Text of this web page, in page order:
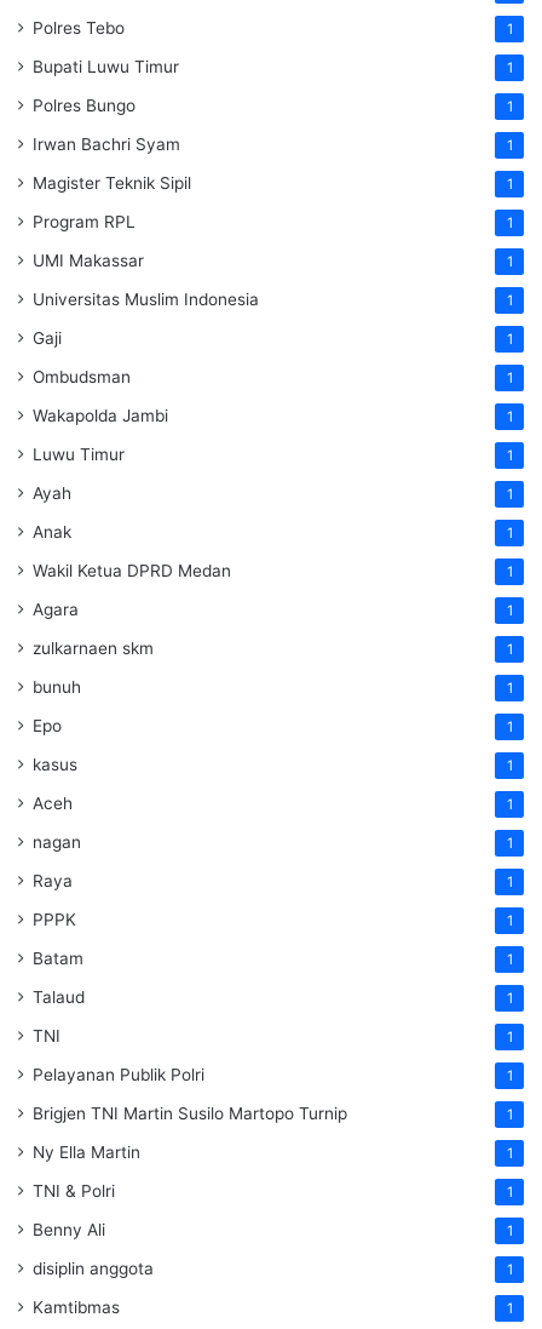
Polres Tebo 1
Bupati Luwu Timur 1
Polres Bungo 1
Irwan Bachri Syam 1
Magister Teknik Sipil 1
Program RPL 1
UMI Makassar 1
Universitas Muslim Indonesia 1
Gaji 1
Ombudsman 1
Wakapolda Jambi 1
Luwu Timur 1
Ayah 1
Anak 1
Wakil Ketua DPRD Medan 1
Agara 1
zulkarnaen skm 1
bunuh 1
Epo 1
kasus 1
Aceh 1
nagan 1
Raya 1
PPPK 1
Batam 1
Talaud 1
TNI 1
Pelayanan Publik Polri 1
Brigjen TNI Martin Susilo Martopo Turnip 1
Ny Ella Martin 1
TNI & Polri 1
Benny Ali 1
disiplin anggota 1
Kamtibmas 1